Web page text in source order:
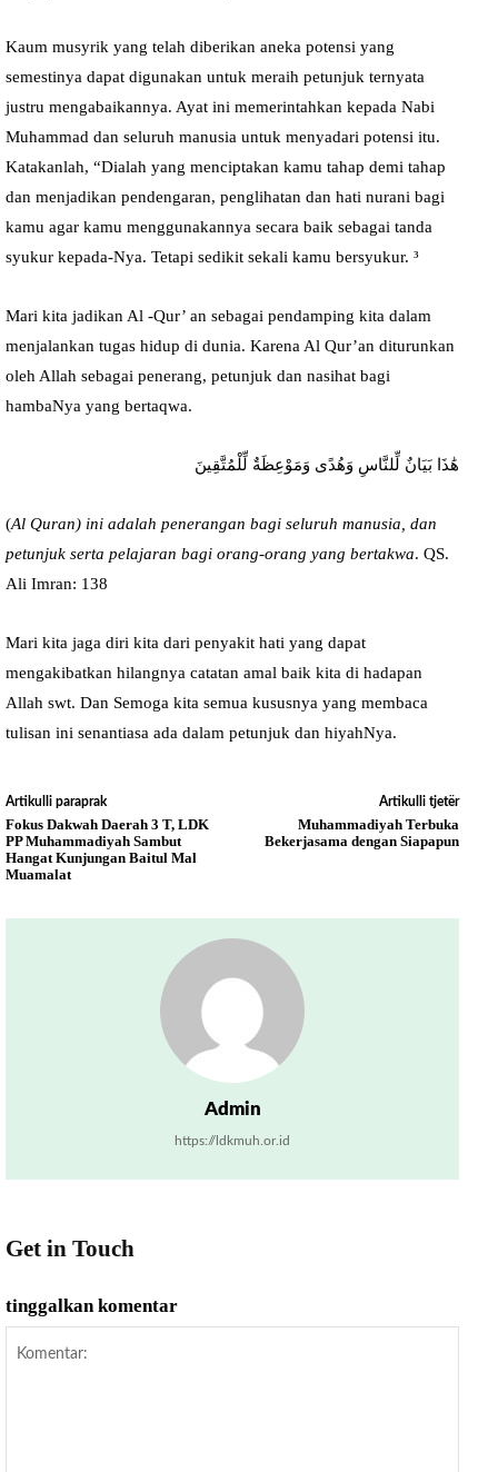
Kaum musyrik yang telah diberikan aneka potensi yang
semestinya dapat digunakan untuk meraih petunjuk ternyata
justru mengabaikannya. Ayat ini memerintahkan kepada Nabi
Muhammad dan seluruh manusia untuk menyadari potensi itu.
Katakanlah, “Dialah yang menciptakan kamu tahap demi tahap
dan menjadikan pendengaran, penglihatan dan hati nurani bagi
kamu agar kamu menggunakannya secara baik sebagai tanda
syukur kepada-Nya. Tetapi sedikit sekali kamu bersyukur. ³
Mari kita jadikan Al -Qur’ an sebagai pendamping kita dalam
menjalankan tugas hidup di dunia. Karena Al Qur’an diturunkan
oleh Allah sebagai penerang, petunjuk dan nasihat bagi
hambaNya yang bertaqwa.
هَٰذَا بَيَانٌ لِّلنَّاسِ وَهُدًى وَمَوْعِظَةٌ لِّلْمُتَّقِينَ
(Al Quran) ini adalah penerangan bagi seluruh manusia, dan
petunjuk serta pelajaran bagi orang-orang yang bertakwa. QS.
Ali Imran: 138
Mari kita jaga diri kita dari penyakit hati yang dapat
mengakibatkan hilangnya catatan amal baik kita di hadapan
Allah swt. Dan Semoga kita semua kususnya yang membaca
tulisan ini senantiasa ada dalam petunjuk dan hiyahNya.
Artikulli paraprak
Fokus Dakwah Daerah 3 T, LDK
PP Muhammadiyah Sambut
Hangat Kunjungan Baitul Mal
Muamalat
Artikulli tjetër
Muhammadiyah Terbuka
Bekerjasama dengan Siapapun
Admin
https://ldkmuh.or.id
Get in Touch
tinggalkan komentar